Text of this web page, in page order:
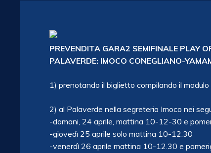
PREVENDITA GARA2 SEMIFINALE PLAY
PALAVERDE: IMOCO CONEGLIANO-
1) prenotando il biglietto compilando il
2) al Palaverde nella segreteria Imoco nei
-domani, 24 aprile, mattina 10-12-30 e
-giovedì 25 aprile solo mattina 10-12.30
-venerdì 26 aprile mattina 10-12.30 e